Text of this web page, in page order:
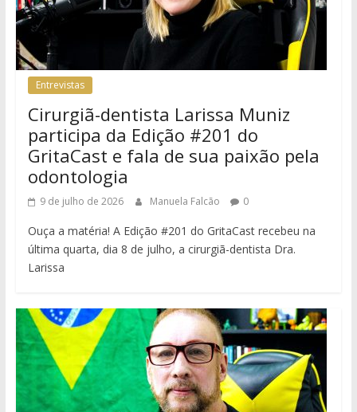
Entrevistas
Cirurgiã-dentista Larissa Muniz
participa da Edição #201 do
GritaCast e fala de sua paixão pela
odontologia
9 de julho de 2026 Manuela Falcão 0
Ouça a matéria! A Edição #201 do GritaCast recebeu na
última quarta, dia 8 de julho, a cirurgiã-dentista Dra.
Larissa